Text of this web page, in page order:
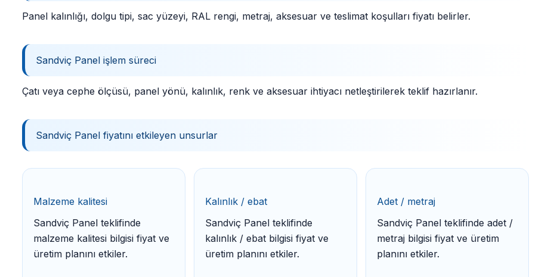
Panel kalınlığı, dolgu tipi, sac yüzeyi, RAL rengi, metraj, aksesuar ve teslimat koşulları fiyatı belirler.
Sandviç Panel işlem süreci
Çatı veya cephe ölçüsü, panel yönü, kalınlık, renk ve aksesuar ihtiyacı netleştirilerek teklif hazırlanır.
Sandviç Panel fiyatını etkileyen unsurlar
Malzeme kalitesi
Sandviç Panel teklifinde
malzeme kalitesi bilgisi fiyat ve
üretim planını etkiler.
Kalınlık / ebat
Sandviç Panel teklifinde
kalınlık / ebat bilgisi fiyat ve
üretim planını etkiler.
Adet / metraj
Sandviç Panel teklifinde adet /
metraj bilgisi fiyat ve üretim
planını etkiler.